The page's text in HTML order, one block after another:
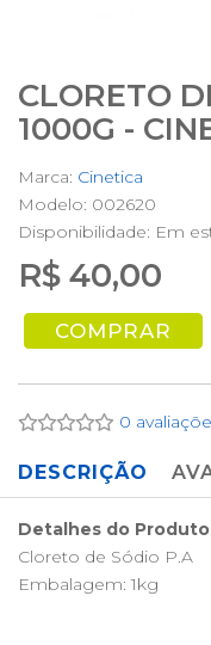
CLORETO
1000G -
Marca: Cinetica
Modelo: 002620
Disponibilidade: Em
R$ 40,00
COMPRAR
0
DESCRIÇÃO
Detalhes do Produto
Cloreto de Sódio P.A
Embalagem: 1kg